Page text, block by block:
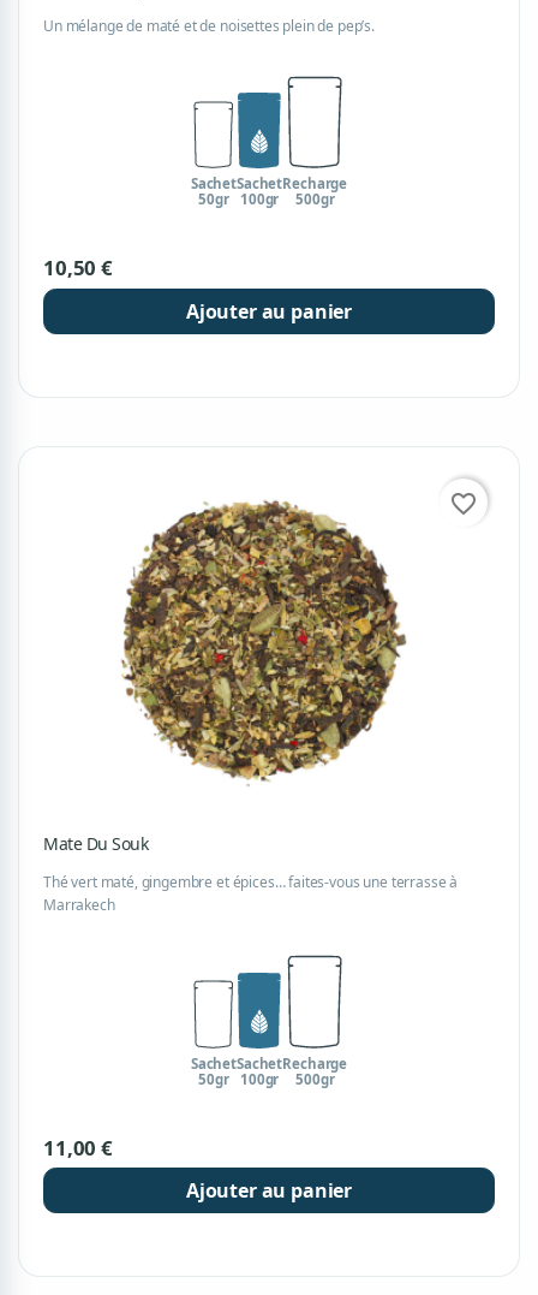
Un mélange de maté et de noisettes plein de pep’s.
Sachet
50gr
Sachet
100gr
Recharge
500gr
10,50 €
Ajouter au panier
Mate Du Souk
Thé vert maté, gingembre et épices… faites-vous une terrasse à
Marrakech
Sachet
50gr
Sachet
100gr
Recharge
500gr
11,00 €
Ajouter au panier
favorite_border